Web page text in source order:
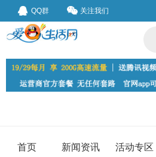
QQ群 关注我们
首页 新闻资讯 活动专区